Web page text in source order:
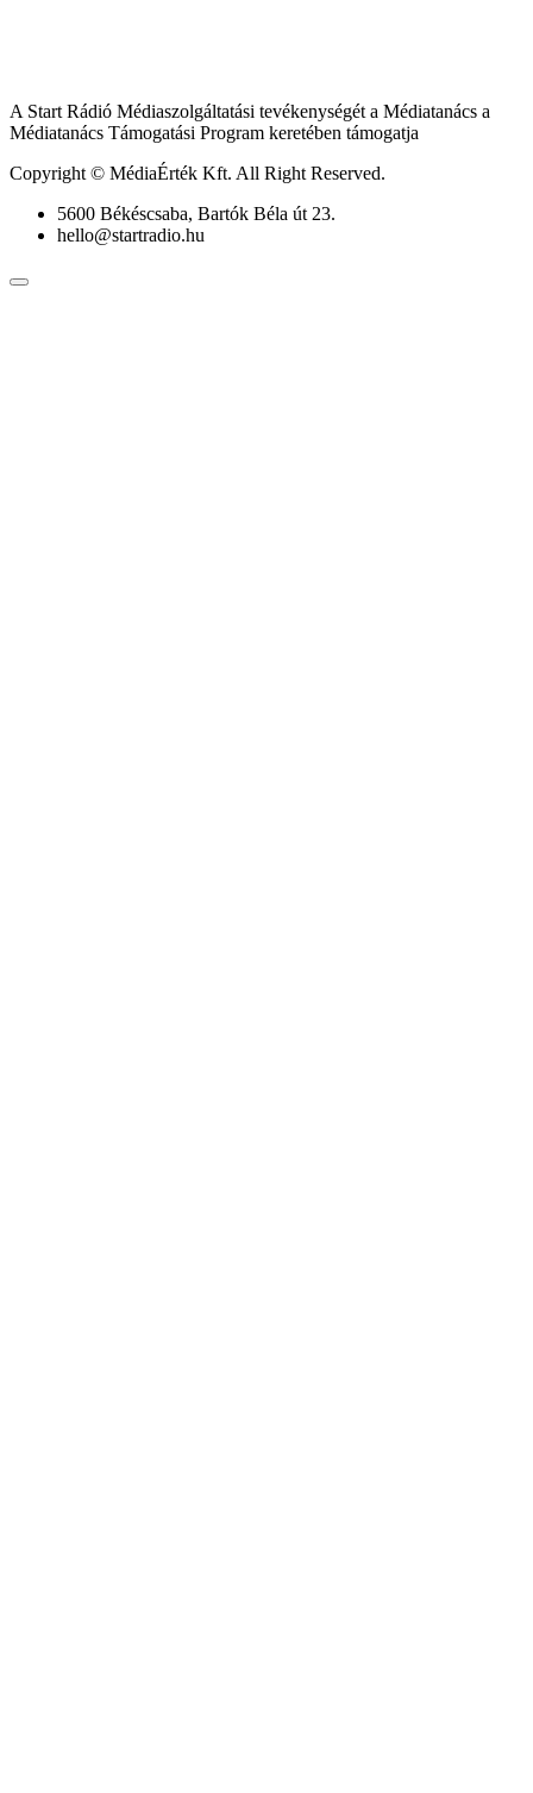
A Start Rádió Médiaszolgáltatási tevékenységét a Médiatanács a
Médiatanács Támogatási Program keretében támogatja
Copyright © MédiaÉrték Kft. All Right Reserved.
5600 Békéscsaba, Bartók Béla út 23.
hello@startradio.hu